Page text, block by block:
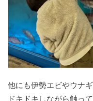
他にも伊勢エビやウナ
ドキドキしながら触っ